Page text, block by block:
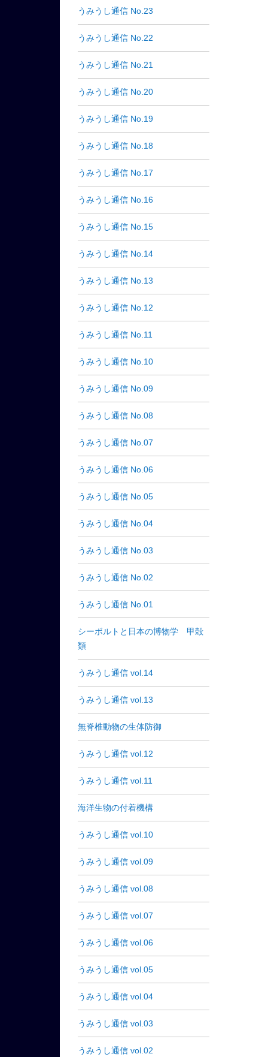
うみうし通信 No.23
うみうし通信 No.22
うみうし通信 No.21
うみうし通信 No.20
うみうし通信 No.19
うみうし通信 No.18
うみうし通信 No.17
うみうし通信 No.16
うみうし通信 No.15
うみうし通信 No.14
うみうし通信 No.13
うみうし通信 No.12
うみうし通信 No.11
うみうし通信 No.10
うみうし通信 No.09
うみうし通信 No.08
うみうし通信 No.07
うみうし通信 No.06
うみうし通信 No.05
うみうし通信 No.04
うみうし通信 No.03
うみうし通信 No.02
うみうし通信 No.01
シーボルトと日本の博物学 甲殻
類
うみうし通信 vol.14
うみうし通信 vol.13
無脊椎動物の生体防御
うみうし通信 vol.12
うみうし通信 vol.11
海洋生物の付着機構
うみうし通信 vol.10
うみうし通信 vol.09
うみうし通信 vol.08
うみうし通信 vol.07
うみうし通信 vol.06
うみうし通信 vol.05
うみうし通信 vol.04
うみうし通信 vol.03
うみうし通信 vol.02